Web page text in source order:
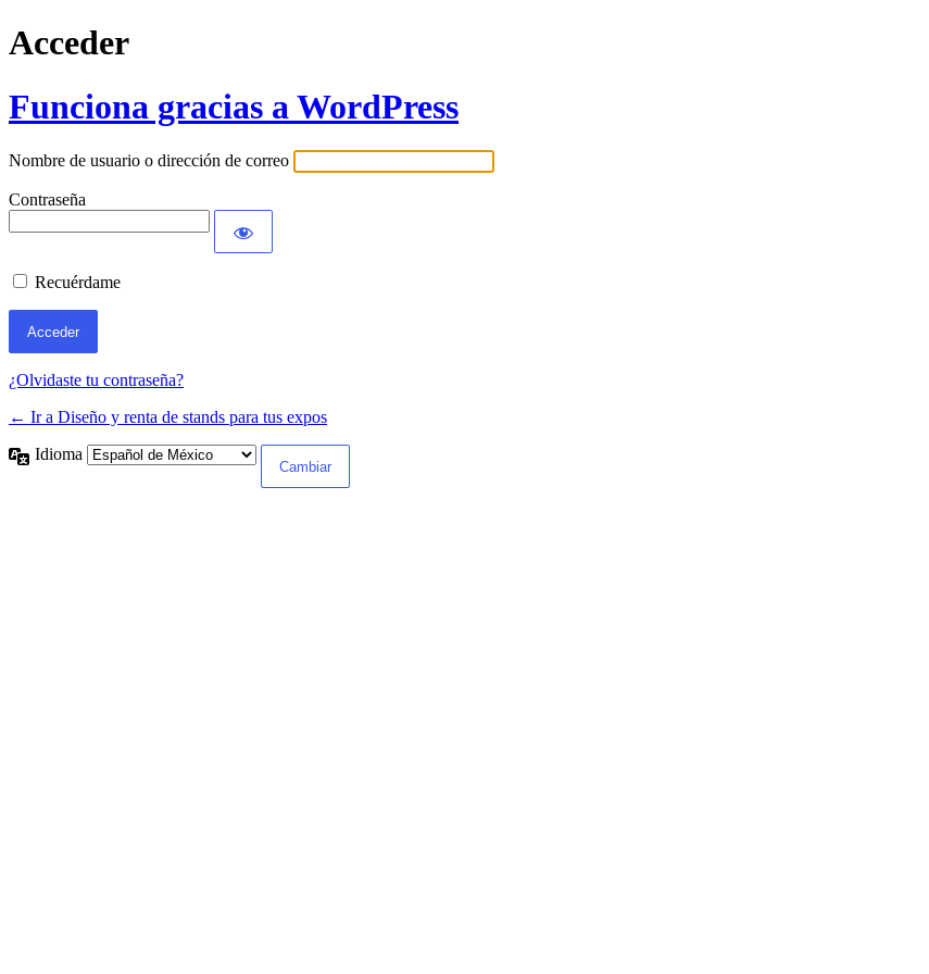
Acceder
Funciona gracias a WordPress
Nombre de usuario o dirección de correo
Contraseña
Recuérdame
¿Olvidaste tu contraseña?
← Ir a Diseño y renta de stands para tus expos
Idioma